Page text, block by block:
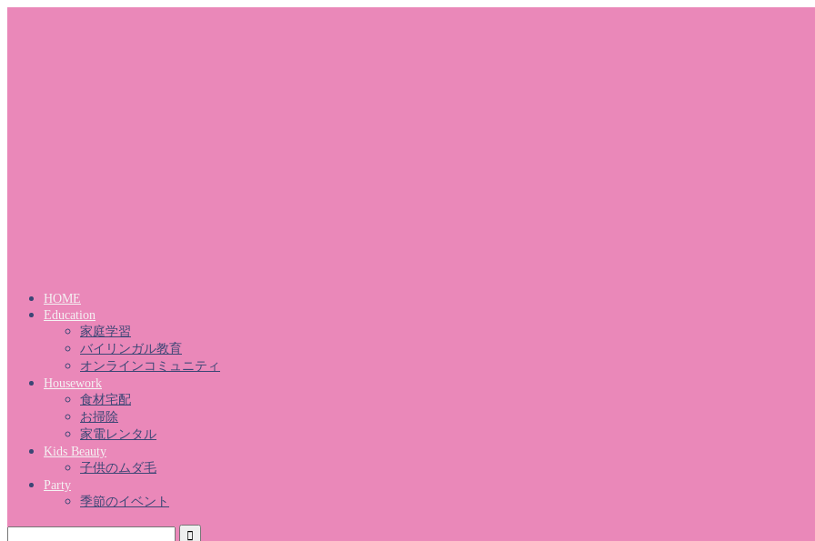
HOME
Education
家庭学習
バイリンガル教育
オンラインコミュニティ
Housework
食材宅配
お掃除
家電レンタル
Kids Beauty
子供のムダ毛
Party
季節のイベント